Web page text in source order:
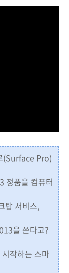
(Surface Pro)
정품을 컴퓨터
탑 서비스,
을 쓴다고?
작하는 스마